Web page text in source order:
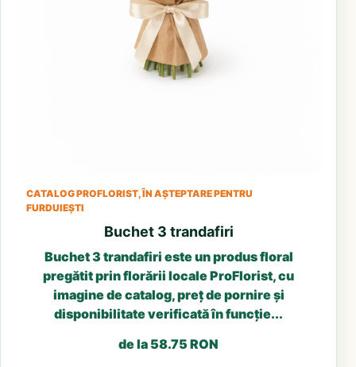
CATALOG PROFLORIST, ÎN AȘTEPTARE PENTRU
FURDUIEȘTI
Buchet 3 trandafiri
Buchet 3 trandafiri este un produs floral
pregătit prin florării locale ProFlorist, cu
imagine de catalog, preț de pornire și
disponibilitate verificată în funcție...
de la 58.75 RON